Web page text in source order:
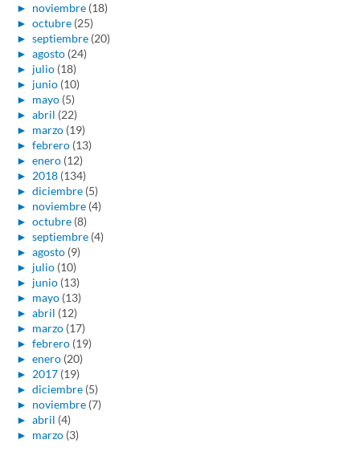
► noviembre (18)
► octubre (25)
► septiembre (20)
► agosto (24)
► julio (18)
► junio (10)
► mayo (5)
► abril (22)
► marzo (19)
► febrero (13)
► enero (12)
► 2018 (134)
► diciembre (5)
► noviembre (4)
► octubre (8)
► septiembre (4)
► agosto (9)
► julio (10)
► junio (13)
► mayo (13)
► abril (12)
► marzo (17)
► febrero (19)
► enero (20)
► 2017 (19)
► diciembre (5)
► noviembre (7)
► abril (4)
► marzo (3)